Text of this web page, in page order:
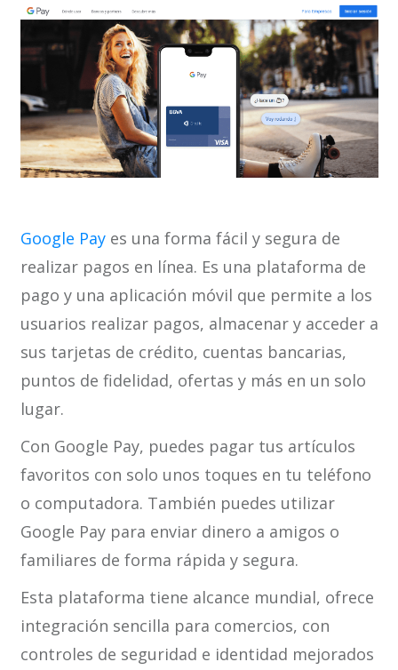
Google Payes una forma fácil y segura de
realizar pagos en línea. Es una plataforma de
pago y una aplicación móvil que permite a los
usuarios realizar pagos, almacenar y acceder a
sus tarjetas de crédito, cuentas bancarias,
puntos de fidelidad, ofertas y más en un solo
lugar.
Con Google Pay, puedes pagar tus artículos
favoritos con solo unos toques en tu teléfono
o computadora. También puedes utilizar
Google Pay para enviar dinero a amigos o
familiares de forma rápida y segura.
Esta plataforma tiene alcance mundial, ofrece
integración sencilla para comercios, con
controles de seguridad e identidad mejorados